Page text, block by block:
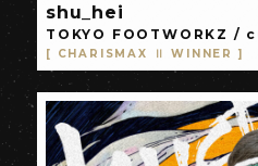
shu_hei
TOKYO FOOTWORKZ /
[ CHARISMAX Ⅱ WINNER ]